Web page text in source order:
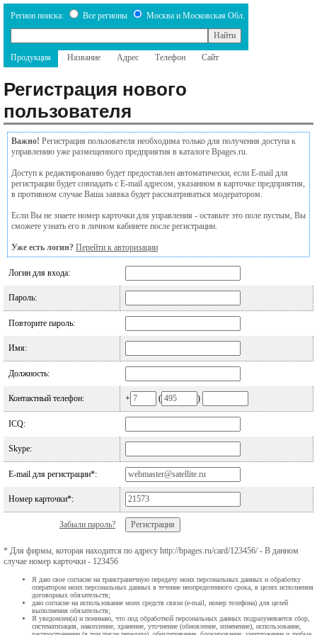
Регион поиска: Все регионы Москва и Московская Обл.
Продукция Название Адрес Телефон Сайт
Регистрация нового
пользователя
Важно! Регистрация пользователя необходима только для получения доступа к
управлению уже размещенного предприятия в каталоге Bpages.ru.
Доступ к редактированию будет предоставлен автоматически, если E-mail для
регистрации будет совпадать с E-mail адресом, указанном в карточке предприятия,
в противном случае Ваша заявка будет рассматриваться модератором.
Если Вы не знаете номер карточки для управления - оставьте это поле пустым, Вы
сможете узнать его в личном кабинете после регистрации.
Уже есть логин? Перейти к авторизации
Логин для входа:
Пароль:
Повторите пароль:
Имя:
Должность:
Контактный телефон: + ( )
ICQ:
Skype:
E-mail для регистрации*:
Номер карточки*:
Забыли пароль?
* Для фирмы, которая находится по адресу http://bpages.ru/card/123456/ - В данном
случае номер карточки - 123456
Я даю свое согласие на трансграничную передачу моих персональных данных и обработку
оператором моих персональных данных в течение неопределенного срока, в целях исполнения
договорных обязательств;
даю согласие на использование моих средств связи (e-mail, номер телефона) для целей
выполнения обязательств;
Я уведомлен(а) и понимаю, что под обработкой персональных данных подразумевается сбор,
систематизация, накопление, хранение, уточнение (обновление, изменение), использование,